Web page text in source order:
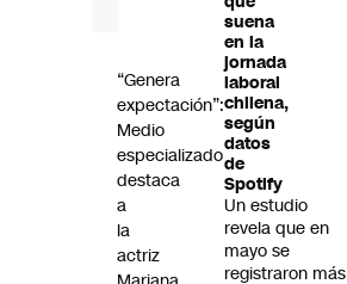
suena
en la
jornada
laboral
chilena,
según
datos
de
Spotify
Un estudio
revela que en
mayo se
registraron más
“Genera
expectación”:
Medio
especializado
destaca
a
la
actriz